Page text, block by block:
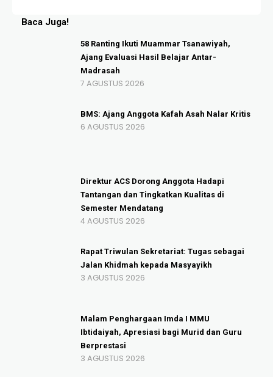
Baca Juga!
58 Ranting Ikuti Muammar Tsanawiyah,
Ajang Evaluasi Hasil Belajar Antar-
Madrasah
7 AGUSTUS 2026
BMS: Ajang Anggota Kafah Asah Nalar Kritis
6 AGUSTUS 2026
Direktur ACS Dorong Anggota Hadapi
Tantangan dan Tingkatkan Kualitas di
Semester Mendatang
4 AGUSTUS 2026
Rapat Triwulan Sekretariat: Tugas sebagai
Jalan Khidmah kepada Masyayikh
3 AGUSTUS 2026
Malam Penghargaan Imda I MMU
Ibtidaiyah, Apresiasi bagi Murid dan Guru
Berprestasi
3 AGUSTUS 2026